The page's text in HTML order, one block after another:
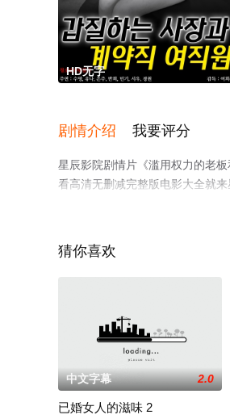
HD无字
剧情介绍 我要评分
星辰影院剧情片《滥用权力的老
看高清无删减完整版电影大全就
猜你喜欢
中文字幕 2.0
已婚女人的滋味 2